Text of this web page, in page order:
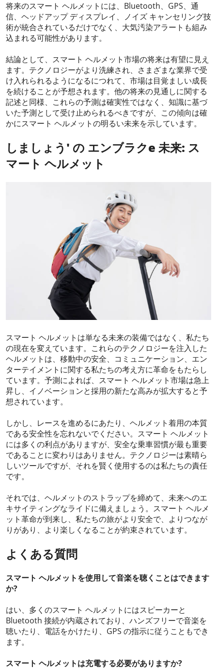
将来のスマート ヘルメットには、Bluetooth、GPS、通
信、ヘッドアップ ディスプレイ、ノイズ キャンセリング技
術が統合されているだけでなく、大気汚染アラートも組み
込まれる可能性があります。
結論として、スマート ヘルメット市場の将来は有望に見え
ます。テクノロジーがより洗練され、さまざまな業界で受
け入れられるようになるにつれて、市場は目覚ましい成長
を続けることが予想されます。他の将来の見通しに関する
記述と同様、これらの予測は確実性ではなく、知識に基づ
いた予測として受け止められるべきですが、この傾向は確
かにスマート ヘルメットの明るい未来を示しています。
しましょう ' の エンブラクe 未来: ス
マート ヘルメット
スマート ヘルメットは単なる未来の装備ではなく、私たち
の現在を変えています。これらのテクノロジーを注入した
ヘルメットは、移動中の安全、コミュニケーション、エン
ターテイメントに関する私たちの考え方に革命をもたらし
ています。予測によれば、スマート ヘルメット市場は急上
昇し、イノベーションと採用の新たな高みが拡大すると予
想されています。
しかし、レースを進めるにあたり、ヘルメット着用の本質
である安全性を忘れないでください。スマート ヘルメット
には多くの利点がありますが、安全な乗車習慣が最も重要
であることに変わりはありません。テクノロジーは素晴ら
しいツールですが、それを賢く使用するのは私たちの責任
です。
それでは、ヘルメットのストラップを締めて、未来へのエ
キサイティングなライドに備えましょう。スマート ヘルメ
ット革命が到来し、私たちの旅がより安全で、よりつなが
りがあり、より楽しくなることが約束されています。
よくある質問
スマート ヘルメットを使用して音楽を聴くことはできます
か?
はい、多くのスマート ヘルメットにはスピーカーと
Bluetooth 接続が内蔵されており、ハンズフリーで音楽を
聴いたり、電話をかけたり、GPS の指示に従うこともでき
ます。
スマート ヘルメットは充電する必要がありますか?